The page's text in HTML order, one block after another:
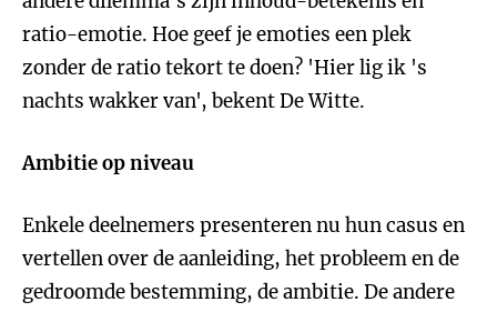
ratio-emotie. Hoe geef je emoties een plek
zonder de ratio tekort te doen? 'Hier lig ik 's
nachts wakker van', bekent De Witte.
Ambitie op niveau
Enkele deelnemers presenteren nu hun casus en
vertellen over de aanleiding, het probleem en de
gedroomde bestemming, de ambitie. De andere